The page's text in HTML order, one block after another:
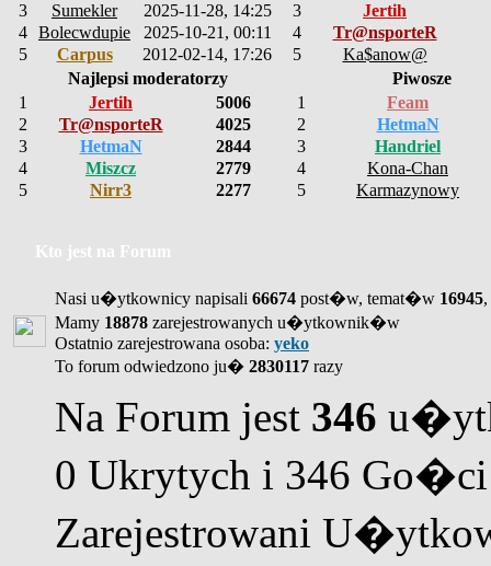
3
Sumekler
2025-11-28, 14:25
4
Bolecwdupie
2025-10-21, 00:11
5
Carpus 2012-02-14, 17:26
3
Jertih
4
Tr@nsporteR
5
Ka$anow@
Najlepsi moderatorzy
Piwosze
1
Jertih
5006
2
Tr@nsporteR
4025
3
HetmaN
2844
4
Miszcz
2779
5
Nirr3 2277
1
Feam
2
HetmaN
3
Handriel
4
Kona-Chan
5
Karmazynowy
Kto jest na Forum
Nasi u�ytkownicy napisali 66674 post�w, temat�w 16945
Mamy 18878 zarejestrowanych u�ytkownik�w
Ostatnio zarejestrowana osoba: yeko
To forum odwiedzono ju� 2830117 razy
Na Forum jest 346
0 Ukrytych i 346 Go�ci
Zarejestrowani